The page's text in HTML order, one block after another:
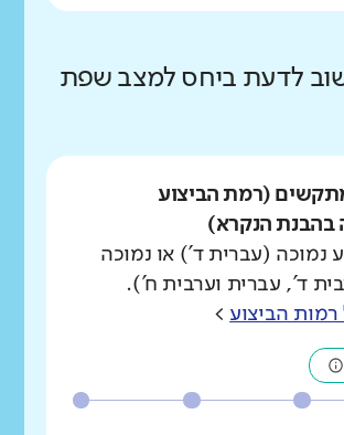
לדעת ביחס למצב שפת
(רמת הביצוע
בהבנת הנקרא)
נמוכה (עברית ד') או נמוכה
ד', עברית וערבית ח').
הביצוע >